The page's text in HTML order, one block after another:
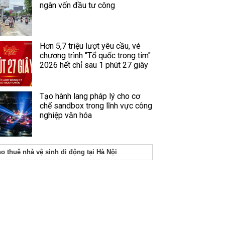
ngân vốn đầu tư công
Hơn 5,7 triệu lượt yêu cầu, vé
chương trình "Tổ quốc trong tim"
2026 hết chỉ sau 1 phút 27 giây
Tạo hành lang pháp lý cho cơ
chế sandbox trong lĩnh vực công
nghiệp văn hóa
thuê nhà vệ sinh di động tại Hà Nội